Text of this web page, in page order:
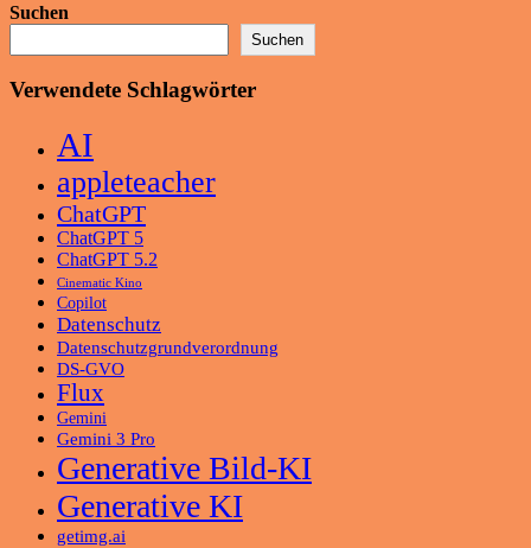
Suchen
Suchen
Verwendete Schlagwörter
AI
appleteacher
ChatGPT
ChatGPT 5
ChatGPT 5.2
Cinematic Kino
Copilot
Datenschutz
Datenschutzgrundverordnung
DS-GVO
Flux
Gemini
Gemini 3 Pro
Generative Bild-KI
Generative KI
getimg.ai